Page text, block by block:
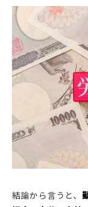
結論から言うと、